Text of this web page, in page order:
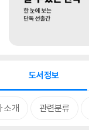
도서정보
소개 관련분류